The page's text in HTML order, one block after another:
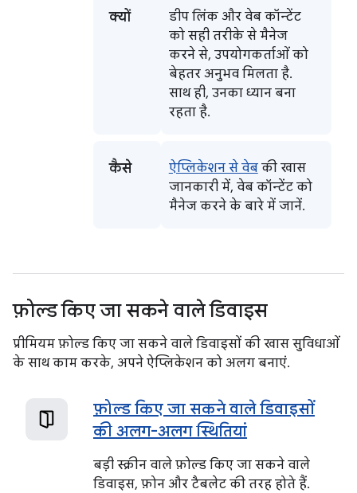
क्यों
डीप लिंक और वेब कॉन्टेंट
को सही तरीके से मैनेज
करने से, उपयोगकर्ताओं को
बेहतर अनुभव मिलता है.
साथ ही, उनका ध्यान बना
रहता है.
कैसे ऐप्लिकेशन से वेबकी खास
जानकारी में, वेब कॉन्टेंट को
मैनेज करने के बारे में जानें.
फ़ोल्ड किए जा सकने वाले डिवाइस
प्रीमियम फ़ोल्ड किए जा सकने वाले डिवाइसों की खास सुविधाओं
के साथ काम करके, अपने ऐप्लिकेशन को अलग बनाएं.
फ़ोल्ड किए जा सकने वाले डिवाइसों
की अलग-अलग स्थितियां
बड़ी स्क्रीन वाले फ़ोल्ड किए जा सकने वाले
डिवाइस, फ़ोन और टैबलेट की तरह होते हैं.